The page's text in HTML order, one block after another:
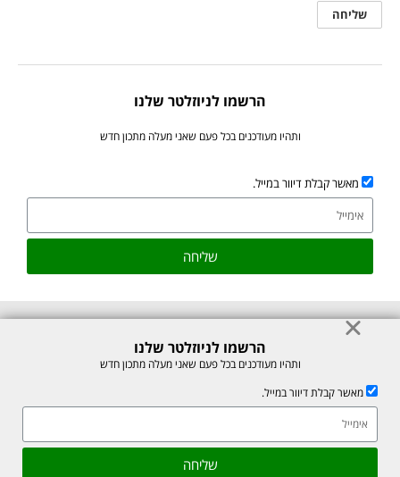
הרשמו לניוזלטר שלנו
ותהיו מעודכנים בכל פעם שאני מעלה מתכון חדש
מאשר קבלת דיוור במייל.
שליחה
© כל הזכויות לתוכן באתר שמורות למיכל רוזנבך 2026. אין להעתיק או לשכפל
אתר זה מוגן על ידי reCAPTCHA של חברת Google, לצפייה ב-
גלילה
הרשמו לניוזלטר שלנו
ותהיו מעודכנים בכל פעם שאני מעלה מתכון חדש
מאשר קבלת דיוור במייל.
שליחה